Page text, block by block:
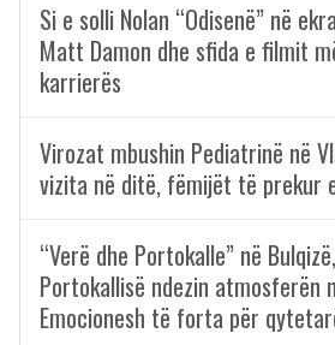
Si e solli Nolan “Odisenë” në
Matt Damon dhe sfida e filmit
karrierës
Virozat mbushin Pediatrinë në
vizita në ditë, fëmijët të prekur
“Verë dhe Portokalle” në
Portokallisë ndezin atmosferën
Emocionesh të forta për